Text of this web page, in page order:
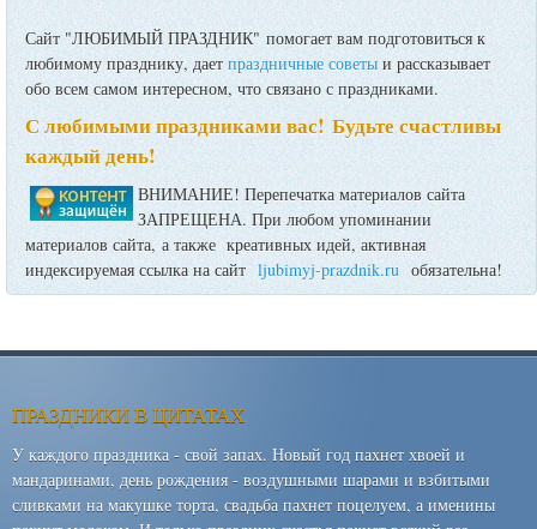
Сайт "ЛЮБИМЫЙ ПРАЗДНИК" помогает вам подготовиться к
любимому празднику, даетпраздничные советы и рассказывает
обо всем самом интересном, что связано с праздниками.
С любимыми праздниками вас! Будьте счастливы
каждый день!
ВНИМАНИЕ! Перепечатка материалов сайта
ЗАПРЕЩЕНА. При любом упоминании
материалов сайта, а также креативных идей, активная
индексируемая ссылка на сайт ljubimyj-prazdnik.ru обязательна!
ПРАЗДНИКИ В ЦИТАТАХ
У каждого праздника - свой запах. Новый год пахнет хвоей и
мандаринами, день рождения - воздушными шарами и взбитыми
сливками на макушке торта, свадьба пахнет поцелуем, а именины